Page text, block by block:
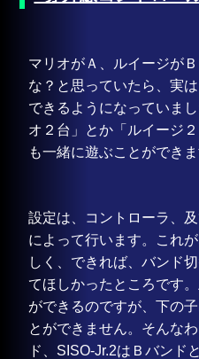
マリオがＡ、ルイージが
な？と思っていたら、実
できるようになっていま
オ２台」とか「ルイージ
も一緒に遊ぶことができま
設定は、コントローラ、
によって行います。これ
しく、できれば、バンド
てほしかったところです
ができるのですが、下の
とができません。そんな
ド、SISO-Jr.2はＢバンド